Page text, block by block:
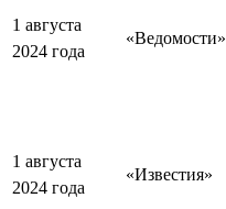
1 августа
2024 года
«Ведомости»
1 августа
2024 года
«Известия»